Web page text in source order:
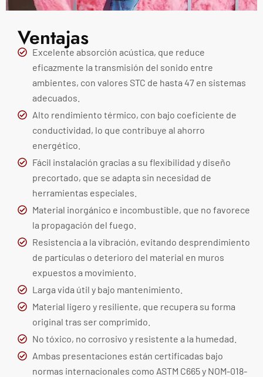
Ventajas
Excelente absorción acústica, que reduce
eficazmente la transmisión del sonido entre
ambientes, con valores STC de hasta 47 en sistemas
adecuados.
Alto rendimiento térmico, con bajo coeficiente de
conductividad, lo que contribuye al ahorro
energético.
Fácil instalación gracias a su flexibilidad y diseño
precortado, que se adapta sin necesidad de
herramientas especiales.
Material inorgánico e incombustible, que no favorece
la propagación del fuego.
Resistencia a la vibración, evitando desprendimiento
de partículas o deterioro del material en muros
expuestos a movimiento.
Larga vida útil y bajo mantenimiento.
Material ligero y resiliente, que recupera su forma
original tras ser comprimido.
No tóxico, no corrosivo y resistente a la humedad.
Ambas presentaciones están certificadas bajo
normas internacionales como ASTM C665 y NOM-018-